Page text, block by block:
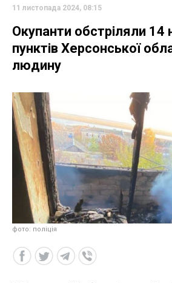
11 листопада 2024, 08:15
Окупанти обстріляли 14
пунктів Херсонської
людину
фото: поліція